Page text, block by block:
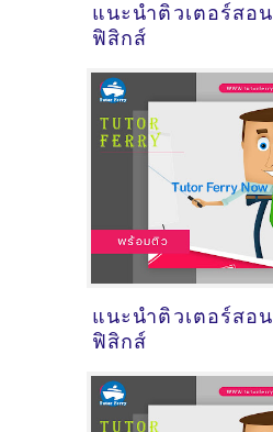
แนะนำติวเตอร์สอน
ฟิสิกส์
แนะนำติวเตอร์สอน
ฟิสิกส์